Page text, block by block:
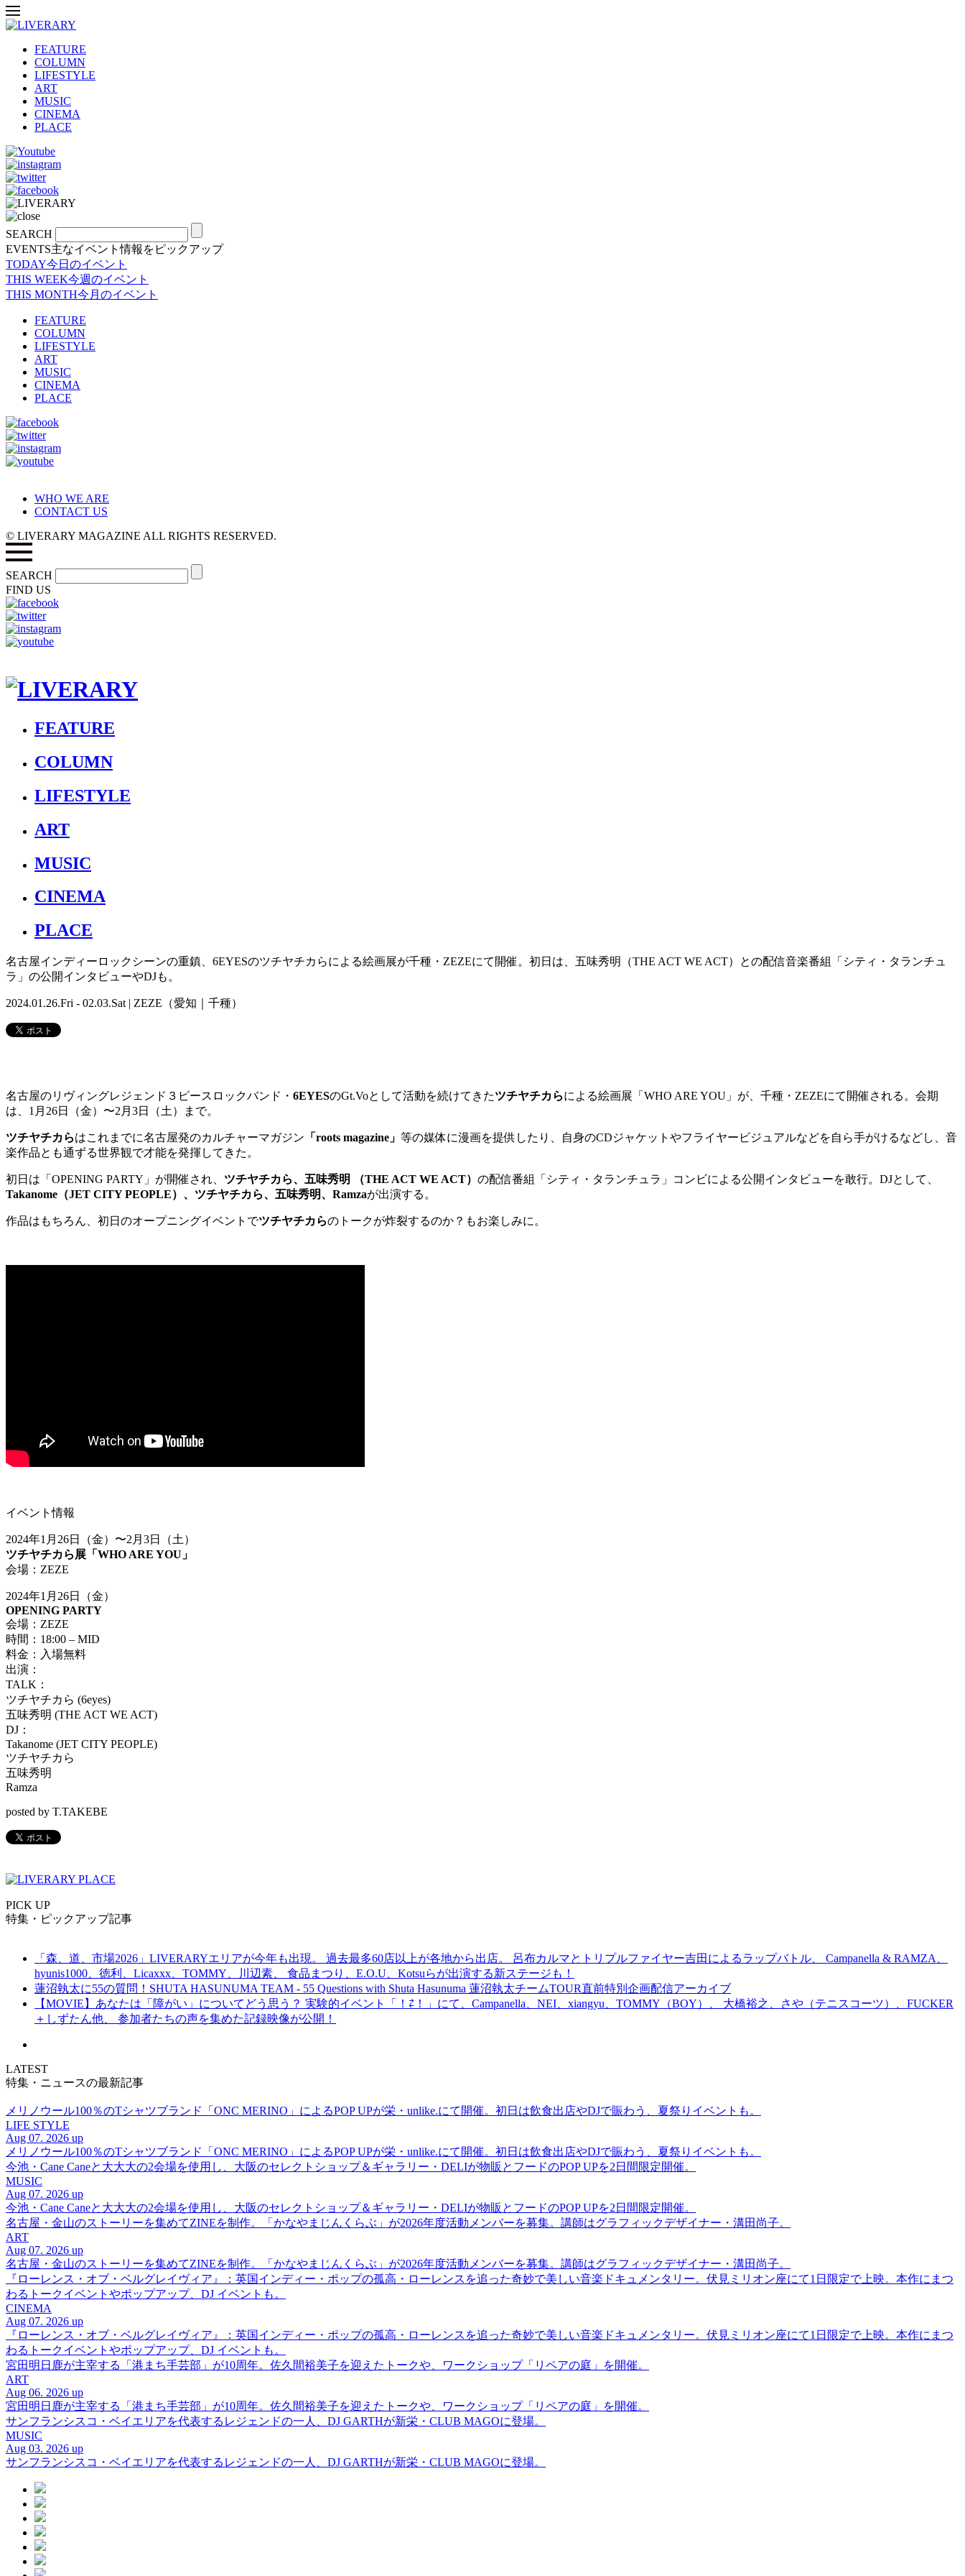
FEATURE
COLUMN
LIFESTYLE
ART
MUSIC
CINEMA
PLACE
SEARCH
EVENTS主なイベント情報をピックアップ
TODAY今日のイベント
THIS WEEK今週のイベント
THIS MONTH今月のイベント
FEATURE
COLUMN
LIFESTYLE
ART
MUSIC
CINEMA
PLACE
WHO WE ARE
CONTACT US
© LIVERARY MAGAZINE ALL RIGHTS RESERVED.
SEARCH
FIND US
FEATURE
COLUMN
LIFESTYLE
ART
MUSIC
CINEMA
PLACE
名古屋インディーロックシーンの重鎮、6EYESのツチヤチカらによる絵画展が千種・ZEZEにて開催。初日は、五味秀明（THE ACT WE ACT）との配信音楽番組「シティ・タランチュ
ラ」の公開インタビューやDJも。
2024.01.26.Fri - 02.03.Sat | ZEZE（愛知｜千種）
名古屋のリヴィングレジェンド３ピースロックバンド・ 6EYESのGt.Voとして活動を続けてきたツチヤチカらによる絵画展「WHO ARE YOU」が、千種・ZEZEにて開催される。会期
は、1月26日（金）〜2月3日（土）まで。
ツチヤチカらはこれまでに名古屋発のカルチャーマガジン 「roots magazine」 等の媒体に漫画を提供したり、自身のCDジャケットやフライヤービジュアルなどを自ら手がけるなどし、音
楽作品とも通ずる世界観で才能を発揮してきた。
初日は「OPENING PARTY」が開催され、 ツチヤチカら、五味秀明 （THE ACT WE ACT） の配信番組「シティ・タランチュラ」コンビによる公開インタビューを敢行。DJとして、
Takanome（JET CITY PEOPLE）、ツチヤチカら、五味秀明、Ramzaが出演する。
作品はもちろん、初日のオープニングイベントでツチヤチカらのトークが炸裂するのか？もお楽しみに。
イベント情報
2024年1月26日（金）〜2月3日（土）
ツチヤチカら展「WHO ARE YOU」
会場：ZEZE
2024年1月26日（金）
OPENING PARTY
会場：ZEZE
時間：18:00 – MID
料金：入場無料
出演：
TALK：
ツチヤチカら (6eyes)
五味秀明 (THE ACT WE ACT)
DJ：
Takanome (JET CITY PEOPLE)
ツチヤチカら
五味秀明
Ramza
posted by T.TAKEBE
PICK UP
特集・ピックアップ記事
「森、道、市場2026」LIVERARYエリアが今年も出現。 過去最多60店以上が各地から出店。 呂布カルマとトリプルファイヤー吉田によるラップバトル、 Campanella & RAMZA、
hyunis1000、徳利、Licaxxx、TOMMY、川辺素、 食品まつり、E.O.U、Kotsuらが出演する新ステージも！
蓮沼執太に55の質問！SHUTA HASUNUMA TEAM - 55 Questions with Shuta Hasunuma 蓮沼執太チームTOUR直前特別企画配信アーカイブ
【MOVIE】あなたは「障がい」についてどう思う？ 実験的イベント「！⇄！」にて、Campanella、NEI、xiangyu、TOMMY（BOY）、 大橋裕之、さや（テニスコーツ）、FUCKER
＋しずたん他、 参加者たちの声を集めた記録映像が公開！
LATEST
特集・ニュースの最新記事
メリノウール100％のTシャツブランド「ONC MERINO」によるPOP UPが栄・unlike.にて開催。初日は飲食出店やDJで賑わう、夏祭りイベントも。
LIFE STYLE
Aug 07. 2026 up
メリノウール100％のTシャツブランド「ONC MERINO」によるPOP UPが栄・unlike.にて開催。初日は飲食出店やDJで賑わう、夏祭りイベントも。
今池・Cane Caneと大大大の2会場を使用し、大阪のセレクトショップ＆ギャラリー・DELIが物販とフードのPOP UPを2日間限定開催。
MUSIC
Aug 07. 2026 up
今池・Cane Caneと大大大の2会場を使用し、大阪のセレクトショップ＆ギャラリー・DELIが物販とフードのPOP UPを2日間限定開催。
名古屋・金山のストーリーを集めてZINEを制作。「かなやまじんくらぶ」が2026年度活動メンバーを募集。講師はグラフィックデザイナー・溝田尚子。
ART
Aug 07. 2026 up
名古屋・金山のストーリーを集めてZINEを制作。「かなやまじんくらぶ」が2026年度活動メンバーを募集。講師はグラフィックデザイナー・溝田尚子。
『ローレンス・オブ・ベルグレイヴィア』：英国インディー・ポップの孤高・ローレンスを追った奇妙で美しい音楽ドキュメンタリー。伏見ミリオン座にて1日限定で上映。本作にまつ
わるトークイベントやポップアップ、DJ イベントも。
CINEMA
Aug 07. 2026 up
『ローレンス・オブ・ベルグレイヴィア』：英国インディー・ポップの孤高・ローレンスを追った奇妙で美しい音楽ドキュメンタリー。伏見ミリオン座にて1日限定で上映。本作にまつ
わるトークイベントやポップアップ、DJ イベントも。
宮田明日鹿が主宰する「港まち手芸部」が10周年。佐久間裕美子を迎えたトークや、ワークショップ「リペアの庭」を開催。
ART
Aug 06. 2026 up
宮田明日鹿が主宰する「港まち手芸部」が10周年。佐久間裕美子を迎えたトークや、ワークショップ「リペアの庭」を開催。
サンフランシスコ・ベイエリアを代表するレジェンドの一人、DJ GARTHが新栄・CLUB MAGOに登場。
MUSIC
Aug 03. 2026 up
サンフランシスコ・ベイエリアを代表するレジェンドの一人、DJ GARTHが新栄・CLUB MAGOに登場。